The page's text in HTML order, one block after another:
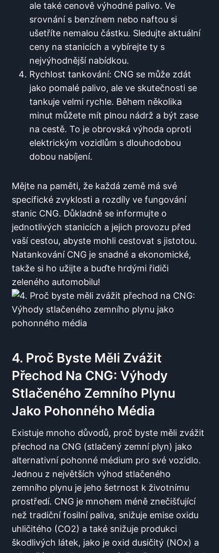
ale také cenově výhodné palivo. Ve
srovnání s benzínem nebo naftou si
ušetříte nemalou částku. Sledujte aktuální
ceny na stanicích a vybírejte ty s
nejvýhodnější nabídkou.
Rychlost tankování: CNG se může zdát
jako pomalé palivo, ale ve skutečnosti se
tankuje velmi rychle. Během několika
minut můžete mít plnou nádrž a být zase
na cestě. To je obrovská výhoda oproti
elektrickým vozidlům s dlouhodobou
dobou nabíjení.
Mějte na paměti, že každá země má své
specifické zvyklosti a rozdíly ve fungování
stanic CNG. Důkladně se informujte o
jednotlivých stanicích a jejich provozu před
vaší cestou, abyste mohli cestovat s jistotou.
Natankování CNG je snadné a ekonomické,
takže si ho užijte a buďte hrdými řidiči
zeleného automobilu!
4. Proč Byste Měli Zvážit
Přechod Na CNG: Výhody
Stlačeného Zemního Plynu
Jako Pohonného Média
Existuje mnoho důvodů, proč byste měli zvážit
přechod na CNG (stlačený zemní plyn) jako
alternativní pohonné médium pro své vozidlo.
Jednou z největších výhod stlačeného
zemního plynu je jeho šetrnost k životnímu
prostředí. CNG je mnohem méně znečišťující
než tradiční fosilní paliva, snižuje emise oxidu
uhličitého (CO2) a také snižuje produkci
škodlivých látek, jako je oxid dusičitý (NOx) a